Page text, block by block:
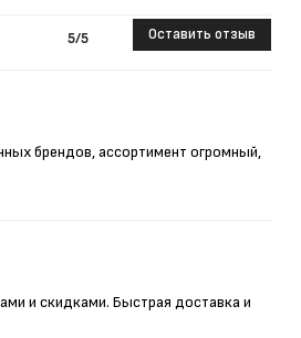
5/5 Оставить отзыв
брендов, ассортимент огромный,
и скидками. Быстрая доставка и